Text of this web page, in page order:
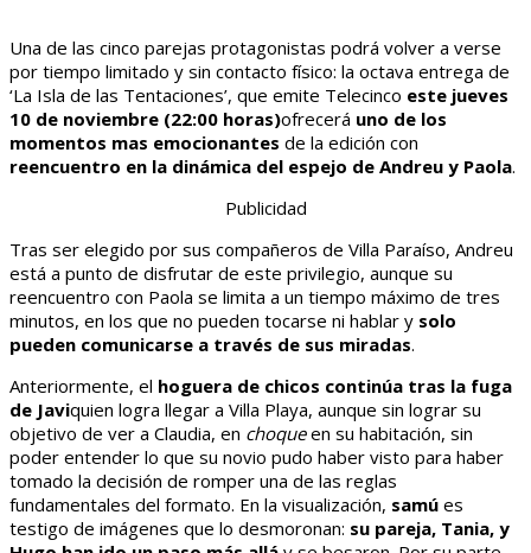
Una de las cinco parejas protagonistas podrá volver a verse
por tiempo limitado y sin contacto físico: la octava entrega de
‘La Isla de las Tentaciones’, que emite Telecinco este jueves
10 de noviembre (22:00 horas)ofrecerá uno de los
momentos mas emocionantes de la edición con
reencuentro en la dinámica del espejo de Andreu y Paola.
Publicidad
Tras ser elegido por sus compañeros de Villa Paraíso, Andreu
está a punto de disfrutar de este privilegio, aunque su
reencuentro con Paola se limita a un tiempo máximo de tres
minutos, en los que no pueden tocarse ni hablar y solo
pueden comunicarse a través de sus miradas.
Anteriormente, el hoguera de chicos continúa tras la fuga
de Javiquien logra llegar a Villa Playa, aunque sin lograr su
objetivo de ver a Claudia, en choqueen su habitación, sin
poder entender lo que su novio pudo haber visto para haber
tomado la decisión de romper una de las reglas
fundamentales del formato. En la visualización, samú es
testigo de imágenes que lo desmoronan: su pareja, Tania, y